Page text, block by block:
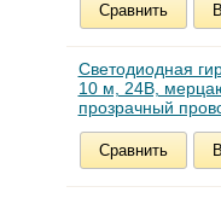
Сравнить
Светодиодная
10 м, 24В,
прозрачный
Сравнить